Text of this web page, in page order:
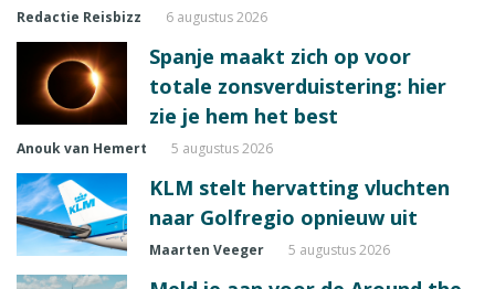
Redactie Reisbizz 6 augustus 2026
Spanje maakt zich op voor
totale zonsverduistering: hier
zie je hem het best
Anouk van Hemert 5 augustus 2026
KLM stelt hervatting vluchten
naar Golfregio opnieuw uit
Maarten Veeger 5 augustus 2026